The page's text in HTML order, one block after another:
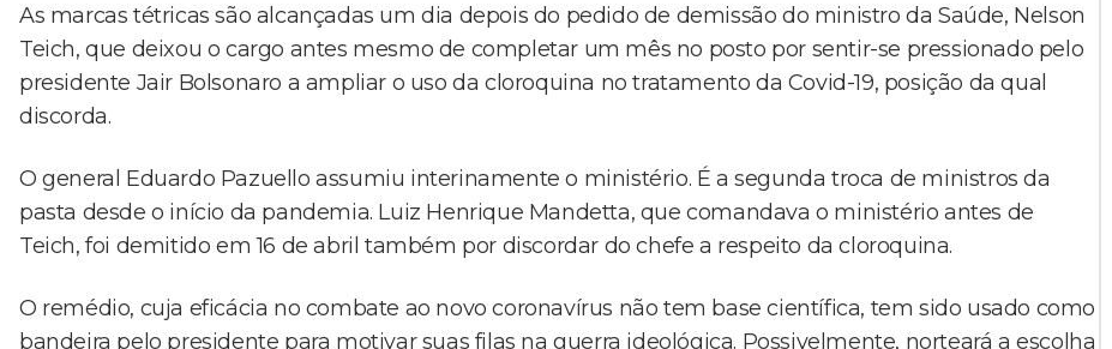
As marcas tétricas são alcançadas um dia depois do pedido de demissão do ministro da Saúde, Nelson
Teich, que deixou o cargo antes mesmo de completar um mês no posto por sentir-se pressionado pelo
presidente Jair Bolsonaro a ampliar o uso da cloroquina no tratamento da Covid-19, posição da qual
discorda.
O general Eduardo Pazuello assumiu interinamente o ministério. É a segunda troca de ministros da
pasta desde o início da pandemia. Luiz Henrique Mandetta, que comandava o ministério antes de
Teich, foi demitido em 16 de abril também por discordar do chefe a respeito da cloroquina.
O remédio, cuja eficácia no combate ao novo coronavírus não tem base científica, tem sido usado como
bandeira pelo presidente para motivar suas filas na guerra ideológica. Possivelmente, norteará a escolha